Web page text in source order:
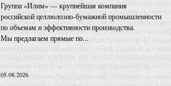
Группа «Илим» — крупнейшая компания
российской целлюлозно-бумажной промышленности
по объемам и эффективности производства.
Мы предлагаем прямые по...
05.08.2026